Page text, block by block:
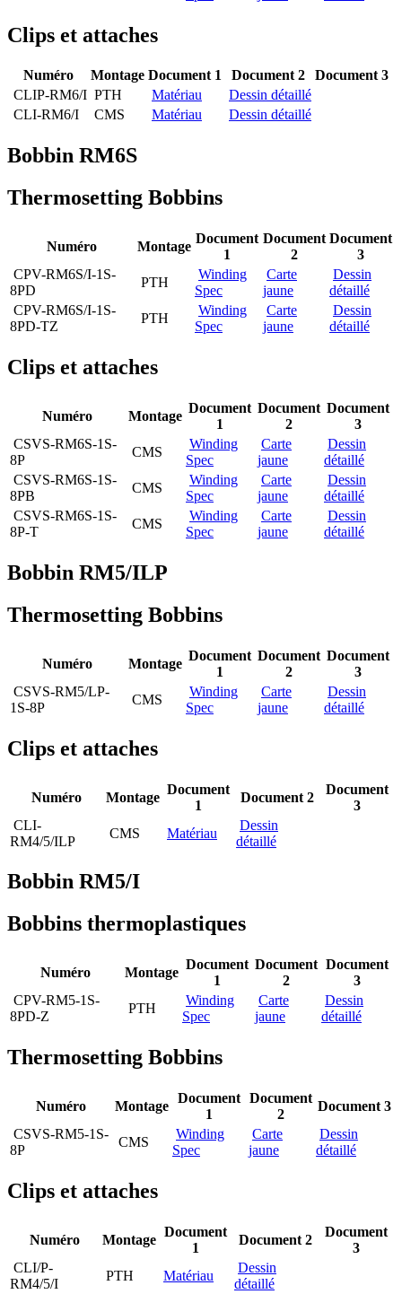
Clips et attaches
Numéro Montage Document 1 Document 2
Document 3
CLIP-RM6/I PTH Matériau
Dessin détaillé
CLI-RM6/I
CMS Matériau Dessin détaillé
Bobbin RM6S
Thermosetting Bobbins
Numéro Montage
Document
1
Document
2
Document
3
CPV-RM6S/I-1S-
8PD
PTH
Winding
Spec
Carte
jaune
Dessin
détaillé
CPV-RM6S/I-1S-
8PD-TZ
PTH
Winding
Spec
Carte
jaune
Dessin
détaillé
Clips et attaches
Numéro Montage
Document
1
Document
2
Document
3
CSVS-RM6S-1S-
8P
CMS
Winding
Spec
Carte
jaune
Dessin
détaillé
CSVS-RM6S-1S-
8PB
CMS
Winding
Spec
Carte
jaune
Dessin
détaillé
CSVS-RM6S-1S-
8P-T
CMS
Winding
Spec
Carte
jaune
Dessin
détaillé
Bobbin RM5/ILP
Thermosetting Bobbins
Numéro Montage
Document
1
Document
2
Document
3
CSVS-RM5/LP-
1S-8P
CMS
Winding
Spec
Carte
jaune
Dessin
détaillé
Clips et attaches
Numéro Montage
Document
1
Document 2
Document
3
CLI-
RM4/5/ILP
CMS Matériau
Dessin
détaillé
Bobbin RM5/I
Bobbins thermoplastiques
Numéro Montage
Document
1
Document
2
Document
3
CPV-RM5-1S-
8PD-Z
PTH
Winding
Spec
Carte
jaune
Dessin
détaillé
Thermosetting Bobbins
Numéro Montage
Document
1
Document
2
Document 3
CSVS-RM5-1S-
8P
CMS
Winding
Spec
Carte
jaune
Dessin
détaillé
Clips et attaches
Numéro Montage
Document
1
Document 2
Document
3
CLI/P-
RM4/5/I
PTH Matériau
Dessin
détaillé